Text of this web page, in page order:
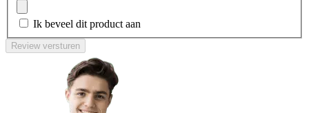
Ik beveel dit product aan
Review versturen